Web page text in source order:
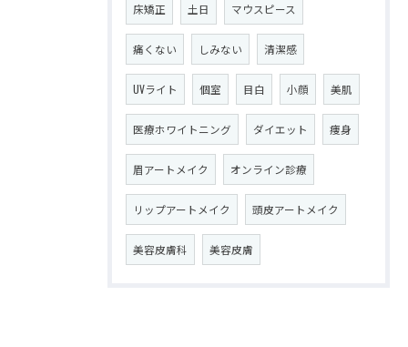
床矯正 土日 マウスピース
痛くない しみない 清潔感
UVライト 個室 目白 小顔 美肌
医療ホワイトニング ダイエット 痩身
眉アートメイク オンライン診療
リップアートメイク 頭皮アートメイク
美容皮膚科 美容皮膚